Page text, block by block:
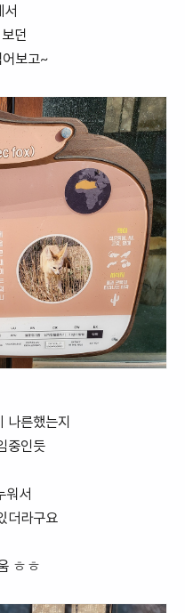
서
던
보고~
나른했는지
중인듯
워서
더라구요
ㅎㅎ